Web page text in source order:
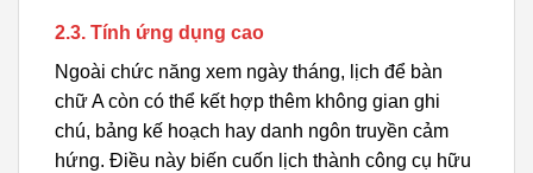
2.3. Tính ứng dụng cao
Ngoài chức năng xem ngày tháng, lịch để bàn
chữ A còn có thể kết hợp thêm không gian ghi
chú, bảng kế hoạch hay danh ngôn truyền cảm
hứng. Điều này biến cuốn lịch thành công cụ hữu